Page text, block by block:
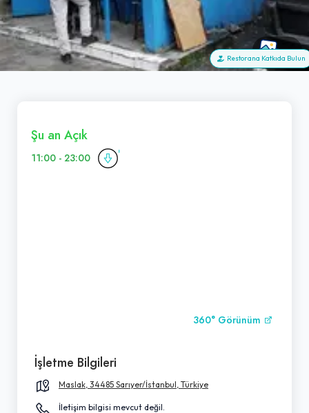
+8
Restorana Katkıda Bulun
Şu an Açık
11:00 - 23:00
360° Görünüm
İşletme Bilgileri
Maslak, 34485 Sarıyer/İstanbul, Türkiye
İletişim bilgisi mevcut değil.